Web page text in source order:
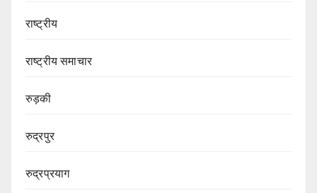
राष्ट्रीय
राष्ट्रीय समाचार
रुड़की
रुद्रपुर
रुद्रप्रयाग